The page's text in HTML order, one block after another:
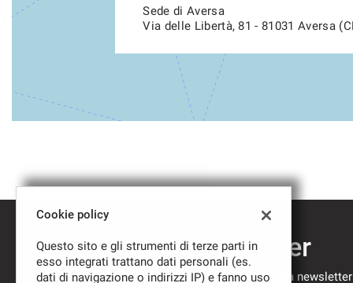
Sede di Aversa
Via delle Libertà, 81 - 81031 Aversa
Iscriviti alla newsletter
Compila il modulo sottostante per iscriverti alla
Cookie policy
Questo sito e gli strumenti di terze parti in
esso integrati trattano dati personali (es.
dati di navigazione o indirizzi IP) e fanno uso